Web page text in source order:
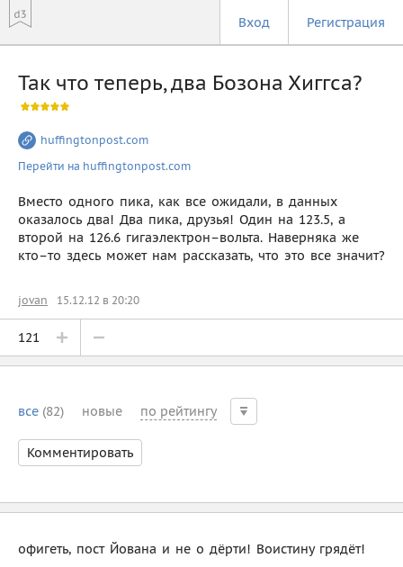
Вход Регистрация
Так что теперь, два Бозона Хиггса?
huffingtonpost.com
Перейти на huffingtonpost.com
Вместо одного пика, как все ожидали, в данных
оказалось два! Два пика, друзья! Один на 123.5, а
второй на 126.6 гигаэлектрон–вольта. Наверняка же
кто–то здесь может нам рассказать, что это все значит?
jovan 15.12.12 в 20:20
121
все (82) новые по рейтингу
Комментировать
офигеть, пост Йована и не о дёрти! Воистину грядёт!